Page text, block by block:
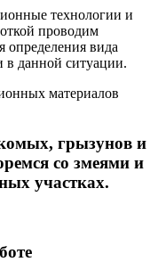
технологии и
проводим
определения вида
в данной ситуации.
материалов
грызунов и
со змеями и
участках.